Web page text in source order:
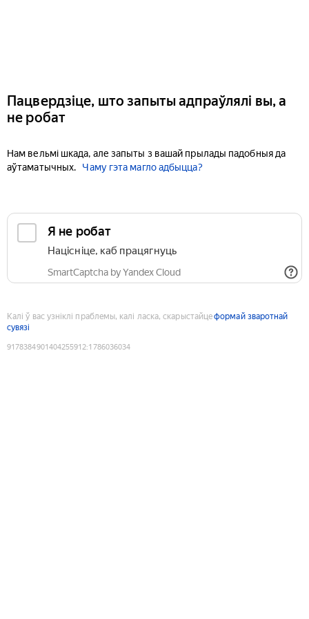
Пацвердзіце, што запыты адпраўлялі вы, а
не робат
Нам вельмі шкада, але запыты з вашай прылады падобныя да
аўтаматычных.
Чаму гэта магло адбыцца?
Я не робат
Націсніце, каб працягнуць
SmartCaptcha by Yandex Cloud
Калі ў вас узніклі праблемы, калі ласка, скарыстайцеформай зваротнай
сувязі
9178384901404255912:1786036034